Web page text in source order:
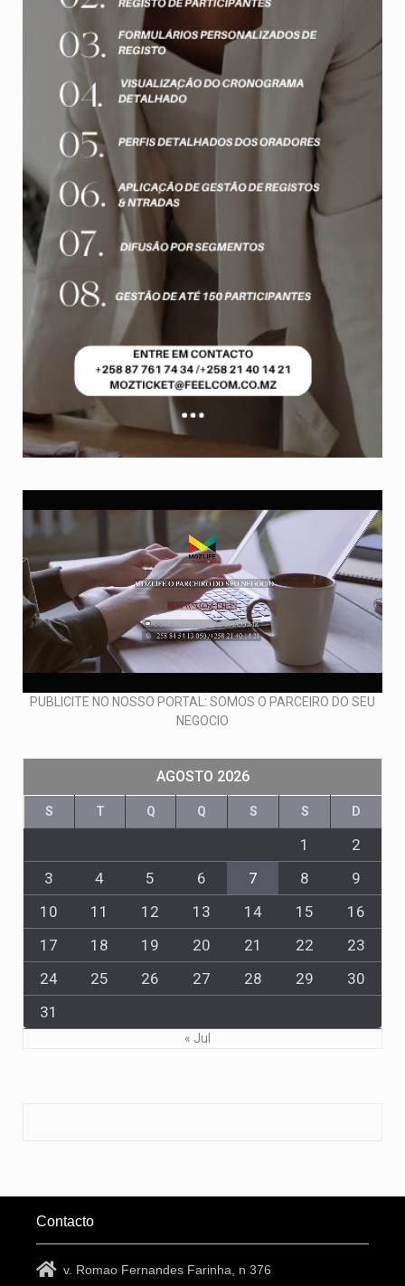
PUBLICITE NO NOSSO PORTAL: SOMOS O PARCEIRO DO SEU
NEGOCIO
AGOSTO 2026
S T Q Q S S D
1
2
3
4 5 6 7 8
9
10
11 12 13 14 15
16
17
18 19 20 21 22
23
24
25 26 27 28 29
30
31
« Jul
Contacto
v. Romao Fernandes Farinha, n 376